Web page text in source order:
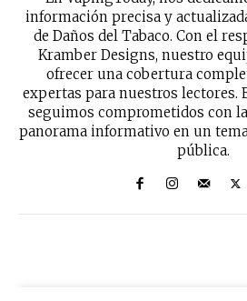
No te pierdas
últimas noticias
recibe todas las noticias
información precisa y
de Daños del Tabaco. Con el
Kramber Designs, nuestro
ofrecer una cobertura
expertas para nuestros lectores.
seguimos comprometidos con
panorama informativo en un
pública.